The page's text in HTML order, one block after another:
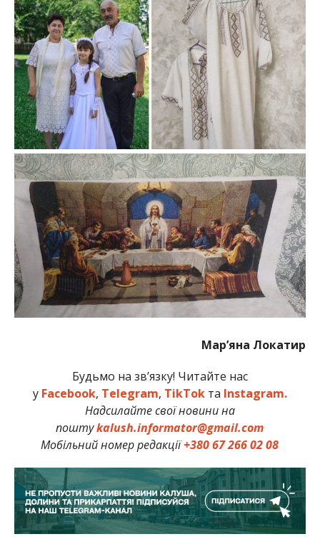
Мар’яна Локатир
Будьмо на зв’язку! Читайте нас
у Facebook, Telegram, TikTokта Instagram.
Надсилайте свої новини на
поштуkalush.informator@gmail.com
Мобільний номер редакції+380 67 266 02 08